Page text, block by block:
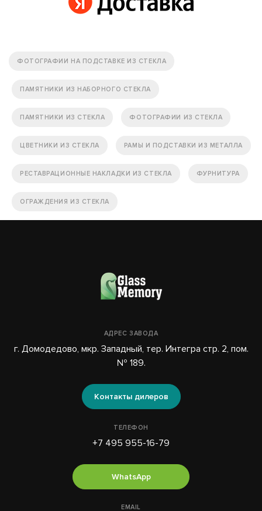
ФОТОГРАФИИ НА ПОДСТАВКЕ ИЗ СТЕКЛА
ПАМЯТНИКИ ИЗ НАБОРНОГО СТЕКЛА
ПАМЯТНИКИ ИЗ СТЕКЛА ФОТОГРАФИИ ИЗ СТЕКЛА
ЦВЕТНИКИ ИЗ СТЕКЛА РАМЫ И ПОДСТАВКИ ИЗ МЕТАЛЛА
РЕСТАВРАЦИОННЫЕ НАКЛАДКИ ИЗ СТЕКЛА ФУРНИТУРА
ОГРАЖДЕНИЯ ИЗ СТЕКЛА
АДРЕС ЗАВОДА
г. Домодедово, мкр. Западный, тер. Интегра стр. 2, пом.
№ 189.
Контакты дилеров
ТЕЛЕФОН
+7 495 955-16-79
WhatsApp
EMAIL